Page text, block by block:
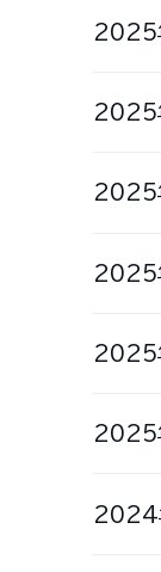
2025
2025
2025
2025
2025
2025
2024